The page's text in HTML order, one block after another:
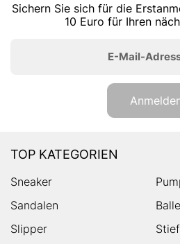
Sichern Sie sich für die
10 Euro für Ihren
E-Mail-
TOP KATEGORIEN
Sneaker
Sandalen
Slipper